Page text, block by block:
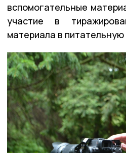
вспомогательные
участие в
материала в